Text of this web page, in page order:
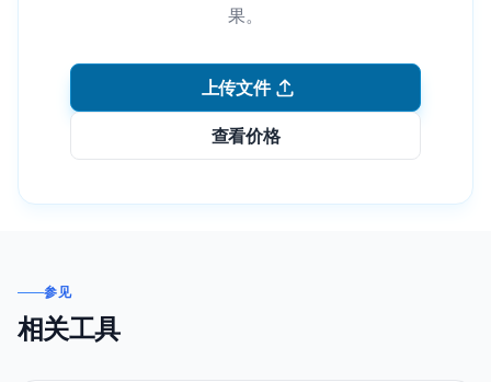
果。
上传文件
查看价格
参见
相关工具